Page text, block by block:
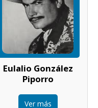
Eulalio González
Piporro
Ver más